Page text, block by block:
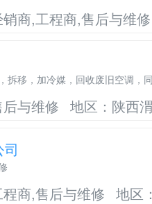
商,工程商,售后与维修
拆移，加冷媒，回收废旧空调，
与维修 地区：陕西
商,售后与维修 地区